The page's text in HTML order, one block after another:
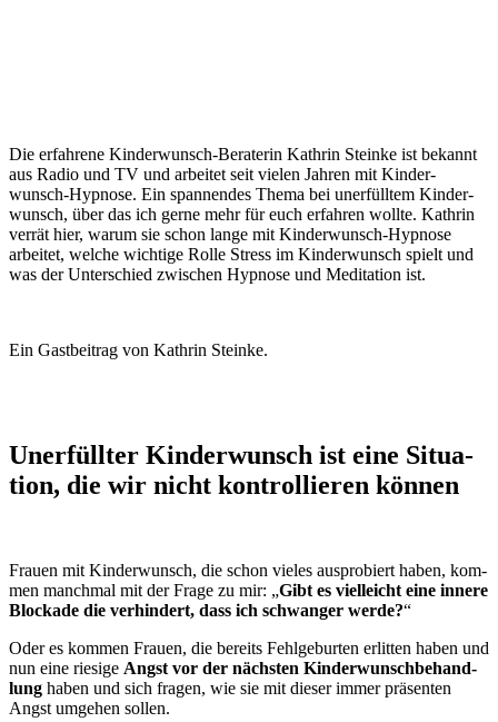
Die erfah­re­ne Kin­der­wunsch-Bera­te­rin Kath­rin Stein­ke ist bekannt
aus Radio und TV und arbei­tet seit vie­len Jah­ren mit Kin­der­
wunsch-Hyp­no­se. Ein span­nen­des The­ma bei uner­füll­tem Kin­der­
wunsch, über das ich ger­ne mehr für euch erfah­ren woll­te. Kath­rin
ver­rät hier, war­um sie schon lan­ge mit Kin­der­wunsch-Hyp­no­se
arbei­tet, wel­che wich­ti­ge Rol­le Stress im Kin­der­wunsch spielt und
was der Unter­schied zwi­schen Hyp­no­se und Medi­ta­ti­on ist.
Ein Gast­bei­trag von Kath­rin Stein­ke.
Uner­füll­ter Kin­der­wunsch ist eine Situa­
ti­on, die wir nicht kon­trol­lie­ren kön­nen
Frau­en mit Kin­der­wunsch, die schon vie­les aus­pro­biert haben, kom­
men manch­mal mit der Fra­ge zu mir: „Gibt es viel­leicht eine inne­re
Blo­cka­de die ver­hin­dert, dass ich schwan­ger wer­de?“
Oder es kom­men Frau­en, die bereits Fehl­ge­bur­ten erlit­ten haben und
nun eine rie­si­ge Angst vor der nächs­ten Kin­der­wunsch­be­hand­
lung haben und sich fra­gen, wie sie mit die­ser immer prä­sen­ten
Angst umge­hen sol­len.